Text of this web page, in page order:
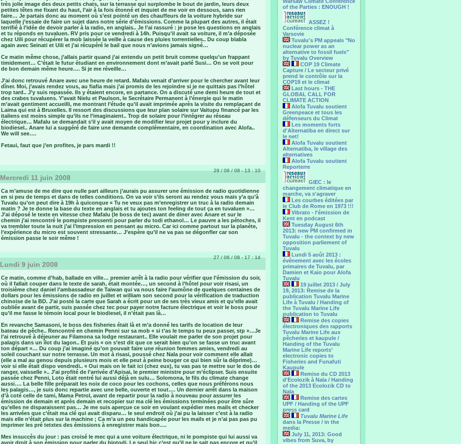
of the Parties : ENOUGH !
ASSEZ !
Conférence climat à
Varsovie
Tuvalu's PM appeals "No
nuclear power as an
alternative to fossil fuels"
by Tuvalu Overview
COP 19 Climate
Capture / Le secteur privé
prend le contrôle sur la
COP19 et le climat
Last hours - THE
GLOBAL CALL FOR
CLIMATE ACTION
Alofa Tuvalu soutient
Greenpeace et tous les
défenseurs du Climat
Les moments forts
d'Alternatiba en direct sur
le net!
Alofa Tuvalu soutient
Alternatiba, le village des
alternatives
Alofa Tuvalu soutient
Reporterre
GIEC : le
changement climatique en
marche, va s'agraver
Les courbes éditées par
le Club de Rome en 1973 !!!
Vibrato - l'émission de
Kent en podcast
Tuesday August 6th
2013: new PM confirmed in
Tuvalu - the context by new
opposition parliement of
Tuvalu
Lundi 5 août 2013 :
événement avec les écoles
primaires de Tuvalu, par
Damien et Kaio pour Alofa
Tuvalu
19 juillet 2013 / July
19, 2013: Remise de la
publication Tuvalu Marine
Life à Tuvalu / Handing of
the Tuvalu Marine Life
publication to Tuvalu
Remise des copies
électroniques des rapports
Tuvalu Marine Life aux
pêcheries et kaupule /
Handing of the Tuvalu
Marine Life reports’
electronic copies to
Fisheries and Funafuti
Kaupule
Remise du CD 2013
d'Ecolozik à Nala / Handing
of the 2013 Ecolozik CD to
Nala
Remise des cartes
UPF / Handing of the UPF
press card
Tuvalu Marine Life
dans la Presse / in the
media:
July 11, 2013: Good
vibes from Suva, by
très jolie image des deux petits chats, sur la terrasse qui surplombe le bout de jardin, leurs deux
petites têtes me fixant du haut, l’air à la fois étonné et inquiet de me voir en dessous, sans rien
faire… Je partais donc au moment où s’est pointé un des chauffeurs de la voiture hybride sur
laquelle j’essaie de faire un sujet dans notre série d’émissions. Comme la plupart des autres, il était
terrifié à l’idée de devoir parler à la radio, en anglais.. Je l’ai rassuré : je pose les questions en anglais
et tu réponds en tuvaluen. RV pris pour ce vendredi à 14h. Puisqu’il avait sa voiture, il m’a déposée
chez Uili pour récupérer la mob laissée la veille à cause des pluies torrentielles.. Du coup blabla
again avec Seinati et Uili et j’ai récupéré le bail que nous n’avions jamais signé…
Ce matin même chose, j’allais partir quand j’ai entendu un petit bruit comme quelqu’un frappant
timidement… C’était le futur étudiant en environnement dont m’avait parlé Susi… On se voit pour
de bon demain même heure…. Si je me réveille…
J’ai donc retrouvé Anare avec une heure de retard. Mafalu venait d’arriver pour le chercher avant leur
dîner. Moi, j’avais rendez vous, au fiafia mais j’ai promis de les rejoindre si je ne quittais pas l’hôtel
trop tard.. J’y suis repassée. Ils y étaient encore, en partance. On a discuté une demi heure de tout et
des crabes tuvaluens. Y’avait Nielu et Paulson, le Secrétaire Permanent à l’énergie qui le matin
m’avait gentiment accueilli, me montrant l’étude qu’il avait imprimée après la visite du remplaçant de
Laima qui est à Bruxelles. Il ressort des discussions que leur plan solaire sur Vaitupu financé par les
italiens est moins simple qu’ils ne l’imaginaient.. Trop de solaire pour l’intégrer au réseau
électrique… Mafalu se demandait s’il y avait moyen de modifier leur projet pour y inclure du
biodiesel.. Anare lui a suggéré de faire une demande complémentaire, en coordination avec Alofa..
We will see….
Fetaui, faut que j’en profites, je pars mardi !!
29 / 06 / 08 - 13 : 10
Mercredi 11 juin 2008
Ca m’amuse de me dire que nulle part ailleurs j’aurais pu assurer une émission de radio quotidienne
en si peu de temps et dans de telles conditions. On va voir s’ils seront au rendez vous mais y’a qu’à
Tuvalu qu’on peut dire à 19h à quiconque « Tu ne veux pas m’enregistrer un truc à la radio demain
matin ? Je te donne la base du texte en anglais et tu ajoutes ton feeling de tout ça en tuvaluen »…
J’ai déposé le texte en vitesse chez Mafalu (le boss de tec) avant de diner avec Anare et sur le
chemin j’ai rencontré le pompiste pressenti pour parler du todi ethanol… Le pauvre a les pétoches, il
va trembler toute la nuit j’ai l’impression en pensant au micro. Car ici comme partout sur la planète,
l’expérience du micro est souvent stressante… J’espère qu’il ne va pas se dégonfler car son
émission passe le soir même !
27 / 06 / 08 - 17 : 14
Lundi 9 juin 2008
Ce matin, comme d’hab, ballade en ville… premier arrêt à la radio pour vérifier que l’émission du soir,
où il fallait couper dans le texte de sarah, était montée…, un second à l’hôtel pour voir risasi, un
troisième chez daniel l’ambassadeur de Taiwan qui va nous faire l’aumône de quelques centaines de
dollars pour les émissions de radio en juillet et william son second pour la vérification de traduction
chinoise de la BD. J’ai posté la carte que Sarah a écrit pour un de ses très vieux amis et qu’elle avait
oubliée avant de partir, suis passée chez tec pour payer notre facture électrique et voir le boss pour
qu’il me fasse le témoin local pour le biodiesel, il n’était pas là…
En revanche Samasoni, le boss des fisheries était là et m’a donné les tarifs de location de leur
bateau de pêche.. Rencontré en chemin Penni sur sa mob « si t’as le temps tu peux passer, stp »…Je
l’ai retrouvé à déjeuner au Filamona sa lodge restaurant.. Elle voulait me parler de son projet pour
palagis dans un îlot du lagon.. Et puis « on s’est dit que ce serait bien qu’on se fasse un truc avant
ton départ »… Du coup j’ai imaginé qu’on pouvait faire une réunion femmes amies, vendredi au
soleil couchant sur notre terrasse. Un mot à risasi, poussé chez Nala pour voir comment elle allait
(elle a mal au genou depuis plusieurs mois et elle peut à peine bouger ce qui bien sûr la déprime)…
voir si elle était dispo vendredi.. « Oui mais on le fait ici (chez eux), tu vas pas te mettre sur le dos de
ranger, vaisselle ».. J’ai profité de l’arrivée d’Apisai, le premier ministre pour m’éclipser. Suis ensuite
passée chez Penni, Loto était rentré lui aussi déjà en sulu… Solomona, le fils du climate change
aussi…. La belle fille préparait les noix de coco pour les cochons, celles que nous préférons nous
les palagis…, je suis donc repartie avec une belle, ouverte et tout…. Un dernier arrêt dans la maison
d’à coté celle de tami, Mama Petrol, avant de repartir pour la radio à nouveau pour assurer les
émission de demain et après demain et recopier sur ma clé les émissions terminées pour être sûre
qu’elles ne disparaissent pas… Je me suis aperçue ce soir en voulant expédier mes mails et checker
les arrivées que c’était ma clé qui avait disparu… le seul endroit où j’ai pu la laisser c’est à la radio
mais elle n’était plus sur la machine ; Ca m’a un peu handicapée pour les mails et je n’ai pas pas pu
imprimer les pré tetxtes des émissions à enregistrer mais bon….
Mes insuccès du jour : pas croisé le mec qui a une voiture électrique, ni le pompiste qui lui aussi va
avoir droit à son émission pour parler du biotodi. Le seul hic c’est qu’il ne le sait pas encore et qu’il